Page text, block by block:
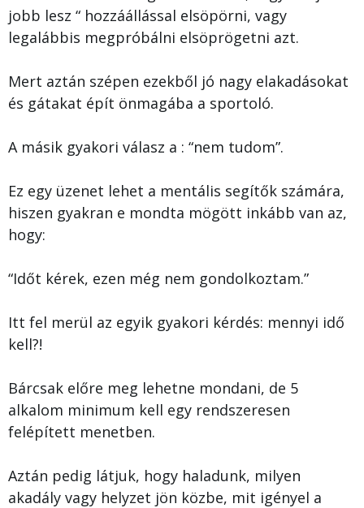
jobb lesz “ hozzáállással elsöpörni, vagy
legalábbis megpróbálni elsöprögetni azt.
Mert aztán szépen ezekből jó nagy elakadásokat
és gátakat épít önmagába a sportoló.
A másik gyakori válasz a : “nem tudom”.
Ez egy üzenet lehet a mentális segítők számára,
hiszen gyakran e mondta mögött inkább van az,
hogy:
“Időt kérek, ezen még nem gondolkoztam.”
Itt fel merül az egyik gyakori kérdés: mennyi idő
kell?!
Bárcsak előre meg lehetne mondani, de 5
alkalom minimum kell egy rendszeresen
felépített menetben.
Aztán pedig látjuk, hogy haladunk, milyen
akadály vagy helyzet jön közbe, mit igényel a